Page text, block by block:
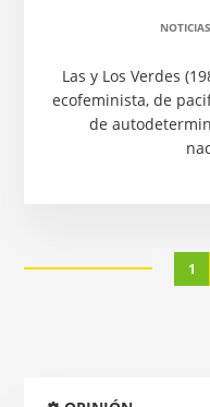
NOTICIAS
Las y Los Verdes
ecofeminista, de
de
1